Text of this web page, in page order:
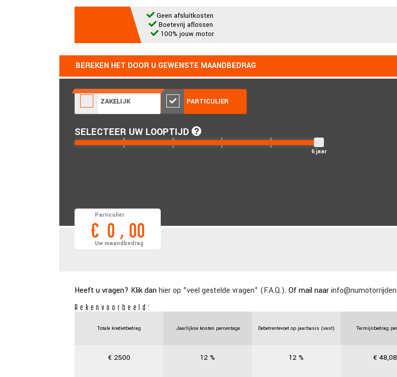
Geen afsluitkosten
Boetevrij aflossen
100% jouw motor
BEREKEN HET DOOR U GEWENSTE MAANDBEDRAG
PARTICULIER
ZAKELIJK
SELECTEER UW LOOPTIJD
6 jaar
Particulier
€ 0 , 00
Uw maandbedrag
Heeft u vragen? Klik danhier op "veel gestelde vragen" (F.A.Q.). Of mail naar
Rekenvoorbeeld:
Totale kredietbedrag Jaarlijkse kosten percentage Debetrentevoet op jaarbasis (vast) Termijnbedrag
€ 2500 12 % 12 % € 48,08